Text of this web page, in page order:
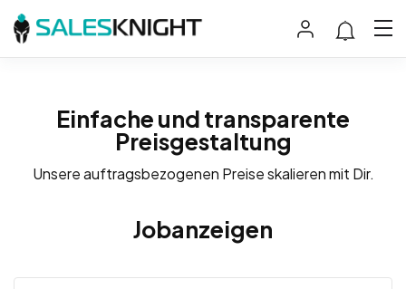
Einfache und transparente
Preisgestaltung
Unsere auftragsbezogenen Preise skalieren mit Dir.
Jobanzeigen